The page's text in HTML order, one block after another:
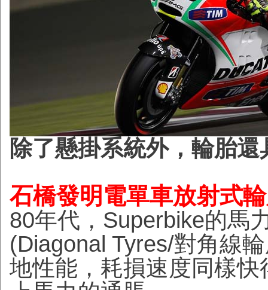
除了懸掛系統外，輪胎
石橋發明電單車放射式
80年代，Superbike的馬
(Diagonal Tyres/對角線
地性能，耗損速度同樣